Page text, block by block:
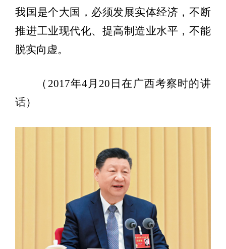
我国是个大国，必须发展实体经济，不断
推进工业现代化、提高制造业水平，不能
脱实向虚。
（2017年4月20日在广西考察时的讲
话）